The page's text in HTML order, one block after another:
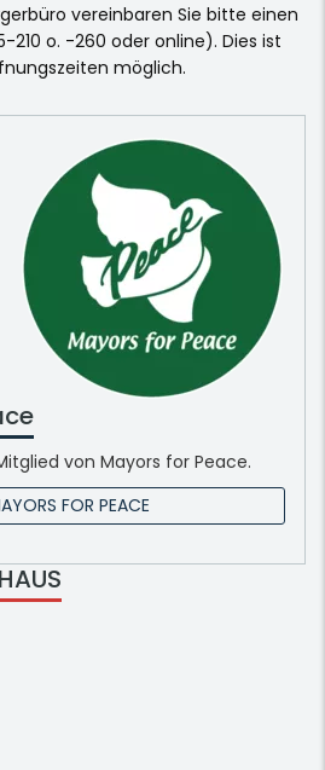
vereinbaren Sie bitte einen
210 o. -260 oder online). Dies ist
möglich.
von Mayors for Peace.
FOR PEACE